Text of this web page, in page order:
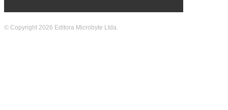
© Copyright 2026 Editora Microbyte Ltda.